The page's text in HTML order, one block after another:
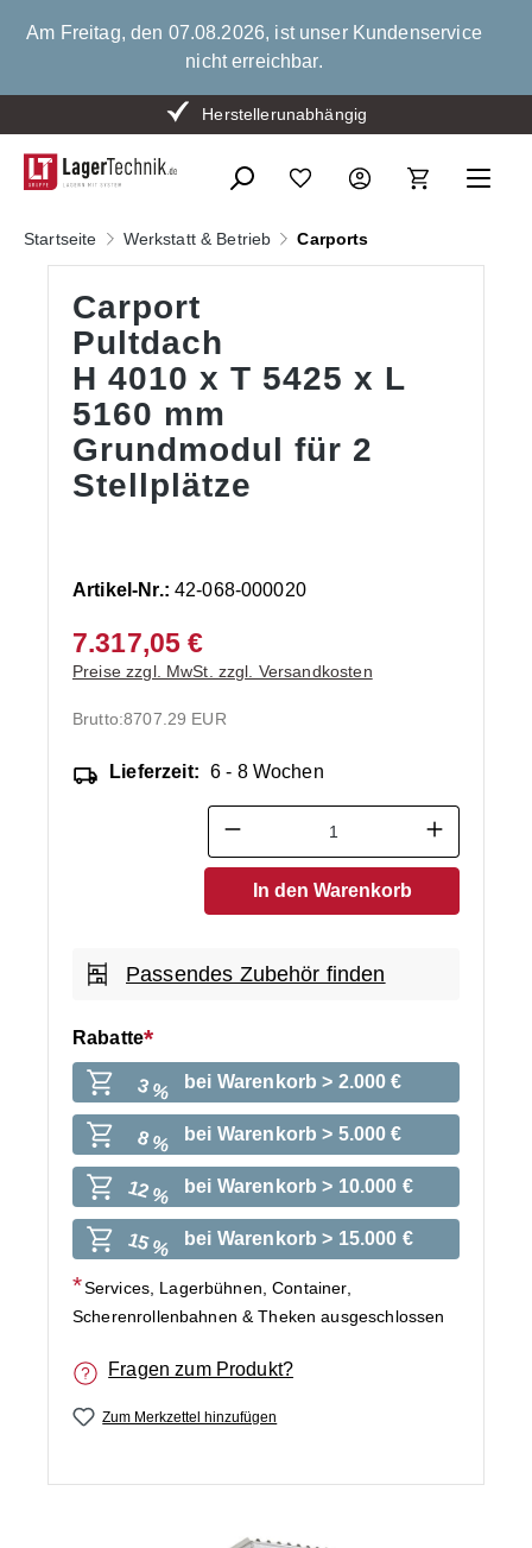
springen
Am Freitag, den 07.08.2026, ist unser Kundenservice
nicht erreichbar.
Herstellerunabhängig
Startseite Werkstatt & Betrieb Carports
Carport
Pultdach
H 4010 x T 5425 x L
5160 mm
Grundmodul für 2
Stellplätze
Artikel-Nr.: 42-068-000020
7.317,05 €
Preise zzgl. MwSt. zzgl. Versandkosten
Brutto:8707.29 EUR
Lieferzeit: 6 - 8 Wochen
Produkt Anzahl: Gib den
In den Warenkorb
Passendes Zubehör finden
Rabatte
3 % bei Warenkorb > 2.000 €
8 % bei Warenkorb > 5.000 €
12 % bei Warenkorb > 10.000 €
15 % bei Warenkorb > 15.000 €
Services, Lagerbühnen, Container,
Scherenrollenbahnen & Theken ausgeschlossen
Fragen zum Produkt?
Zum Merkzettel hinzufügen